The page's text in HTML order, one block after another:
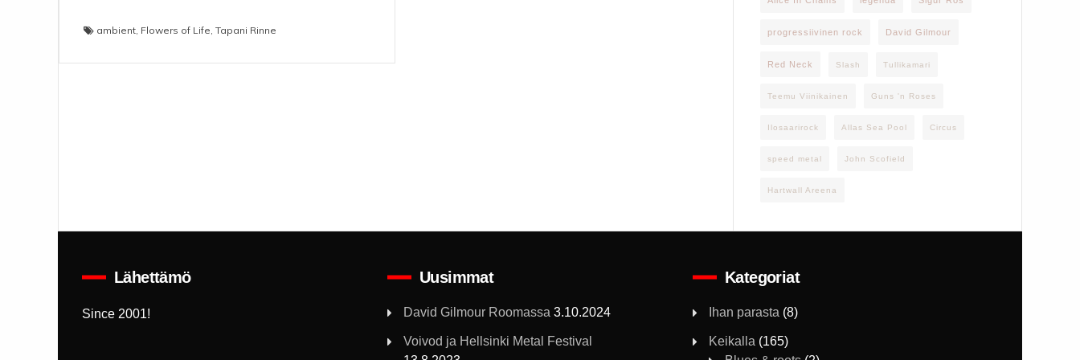
ambient Flowers of Life Tapani Rinne progressiivinen rock David Gilmour
Red Neck Slash Tullikamari
Teemu Viinikainen Guns 'n Roses
Ilosaarirock Allas Sea Pool Circus
speed metal John Scofield
Hartwall Areena
Lähettämö
Since 2001!
Uusimmat
David Gilmour Roomassa 3.10.2024
Voivod ja Hellsinki Metal Festival
Kategoriat
Ihan parasta (8)
Keikalla (165)